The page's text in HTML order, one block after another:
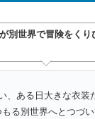
別世界で冒険をくり
、ある日大きな衣装
る別世界へとつづい